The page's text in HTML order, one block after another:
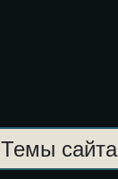
Темы сайта